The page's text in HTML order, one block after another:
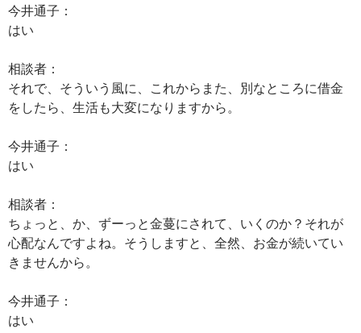
今井通子：
はい
相談者：
それで、そういう風に、これからまた、別なところに借金
をしたら、生活も大変になりますから。
今井通子：
はい
相談者：
ちょっと、か、ずーっと金蔓にされて、いくのか？それが
心配なんですよね。そうしますと、全然、お金が続いてい
きませんから。
今井通子：
はい